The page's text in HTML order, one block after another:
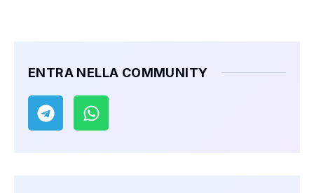
ENTRA NELLA COMMUNITY